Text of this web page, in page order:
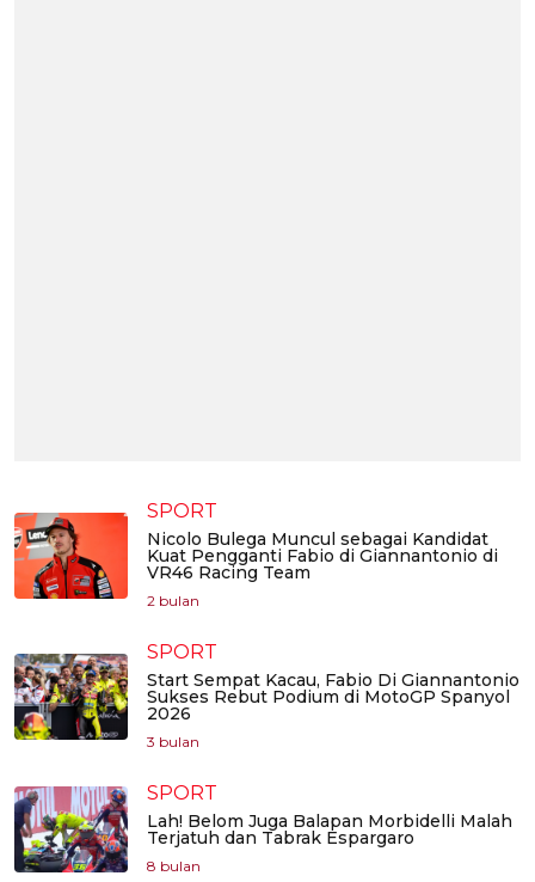
SPORT
Nicolo Bulega Muncul sebagai Kandidat
Kuat Pengganti Fabio di Giannantonio di
VR46 Racing Team
2 bulan
SPORT
Start Sempat Kacau, Fabio Di Giannantonio
Sukses Rebut Podium di MotoGP Spanyol
2026
3 bulan
SPORT
Lah! Belom Juga Balapan Morbidelli Malah
Terjatuh dan Tabrak Espargaro
8 bulan